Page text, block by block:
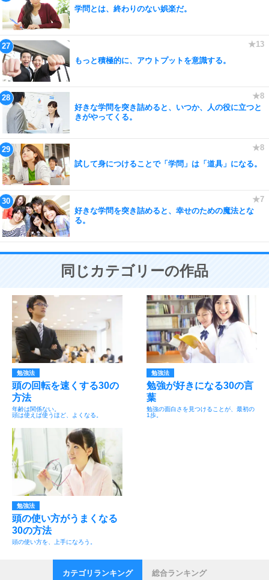
学問とは、終わりのない娯楽だ。
もっと積極的に、アウトプットを意識する。
好きな学問を突き詰めると、いつか、人の役に立つと
きがやってくる。
試して身につけることで「学問」は「道具」になる。
好きな学問を突き詰めると、幸せのための魔法とな
る。
同じカテゴリーの作品
勉強法
頭の回転を速くする30の
方法
年齢は関係ない。
頭は使えば使うほど、よくなる。
勉強法
勉強が好きになる30の言
葉
勉強の面白さを見つけることが、最初の
1歩。
勉強法
頭の使い方がうまくなる
30の方法
頭の使い方を、上手になろう。
カテゴリランキング 総合ランキング